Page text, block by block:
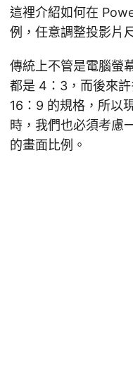
這裡介紹如何在
例，任意調整投影片
傳統上不管是電腦螢
都是 4：3，而後來
16：9 的規格，所以
時，我們也必須考慮
的畫面比例。